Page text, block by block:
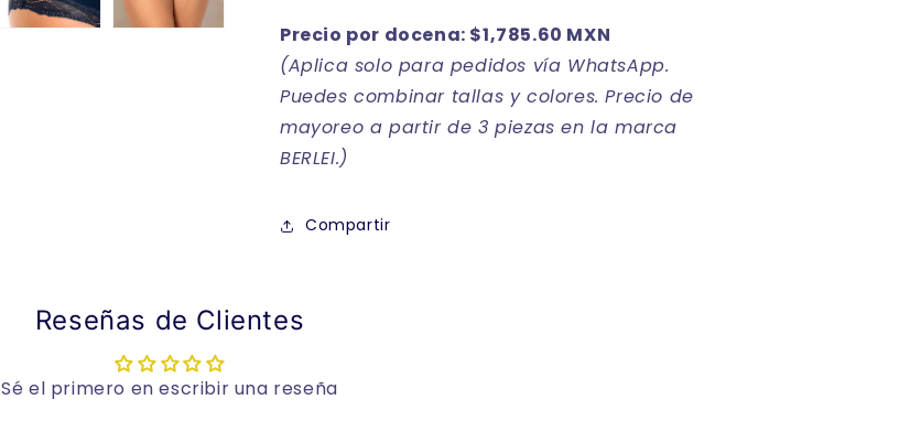
Precio por docena: $1,785.60 MXN
(Aplica solo para pedidos vía WhatsApp.
Puedes combinar tallas y colores. Precio de
mayoreo a partir de 3 piezas en la marca
BERLEI.)
Compartir
Reseñas de Clientes
Sé el primero en escribir una reseña